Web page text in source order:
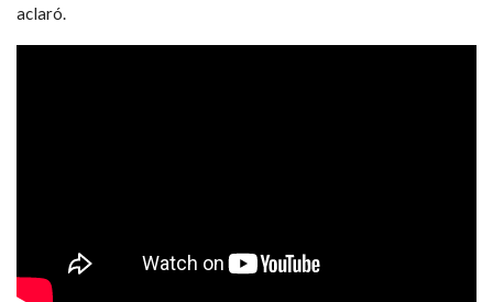
aclaró.